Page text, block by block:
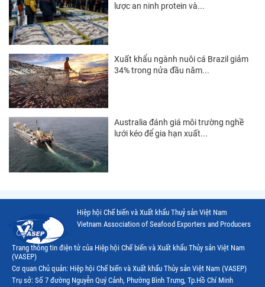
Thị trường New Zealand
Thị trường Đài Loan
Thị trường Mỹ
Thị trường EU
Thị trường Nhật Bản
Thị trường Việt Nam
lược an ninh protein và...
Xuất khẩu ngành nuôi cá Brazil giảm
34% trong nửa đầu năm...
Australia đánh giá môi trường nghề
lưới kéo để gia hạn xuất...
Hiệp hội Chế biến và Xuất khẩu Thuỷ sản Việt Nam
Vietnam Association of Seafood Exporters and Producers
Trang thông tin điện tử của Hiệp hội Chế biến và Xuất khẩu Thủy sản Việt Nam
(VASEP)
Cơ quan Chủ quản: Hiệp hội Chế biến và Xuất khẩu Thủy sản Việt Nam (VASEP)
Trụ sở: Số 7 đường Nguyễn Quý Cảnh, Phường Bình Trưng, Tp.Hồ Chí Minh